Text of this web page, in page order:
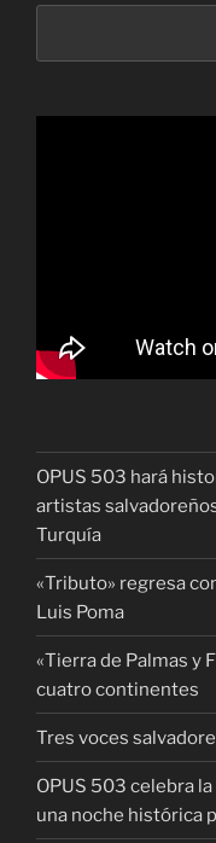
OPUS 503 hará
artistas
Turquía
«Tributo» regresa
Luis Poma
«Tierra de Palmas y
cuatro continentes
Tres voces
OPUS 503 celebra
una noche histórica